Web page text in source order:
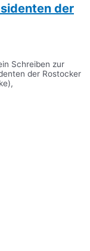
der
Schreiben zur
der Rostocker